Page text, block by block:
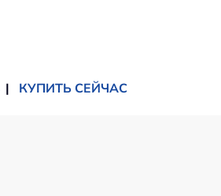
| КУПИТЬ СЕЙЧАС